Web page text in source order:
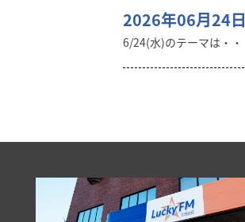
2026年06月24日
6/24(水)のテーマは・・